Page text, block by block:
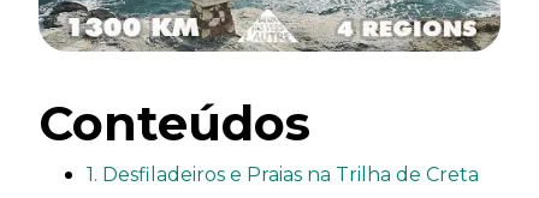
Conteúdos
1. Desfiladeiros e Praias na Trilha de Creta